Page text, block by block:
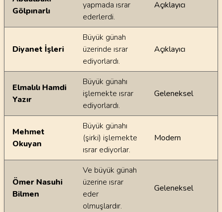
Gölpınarlı
yapmada ısrar
ederlerdi.
Açıklayıcı
Diyanet İşleri
Büyük günah
üzerinde ısrar
ediyorlardı.
Açıklayıcı
Elmalılı Hamdi
Yazır
Büyük günahı
işlemekte ısrar
ediyorlardı.
Geleneksel
Mehmet
Okuyan
Büyük günahı
(şirki) işlemekte
ısrar ediyorlar.
Modern
Ömer Nasuhi
Bilmen
Ve büyük günah
üzerine ısrar
eder
olmuşlardır.
Geleneksel